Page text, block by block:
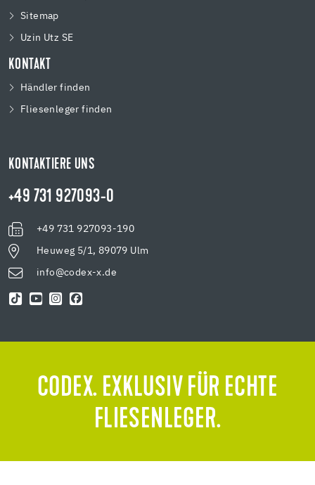
Sitemap
Uzin Utz SE
KONTAKT
Händler finden
Fliesenleger finden
KONTAKTIERE UNS
+49 731 927093-0
+49 731 927093-190
Heuweg 5/1, 89079 Ulm
info@codex-x.de
CODEX. EXKLUSIV FÜR ECHTE
FLIESENLEGER.